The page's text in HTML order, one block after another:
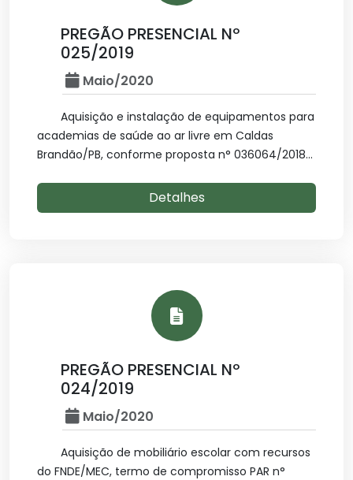
PREGÃO PRESENCIAL Nº
025/2019
Maio/2020
Aquisição e instalação de equipamentos para
academias de saúde ao ar livre em Caldas
Brandão/PB, conforme proposta n° 036064/2018...
Detalhes
PREGÃO PRESENCIAL Nº
024/2019
Maio/2020
Aquisição de mobiliário escolar com recursos
do FNDE/MEC, termo de compromisso PAR n°